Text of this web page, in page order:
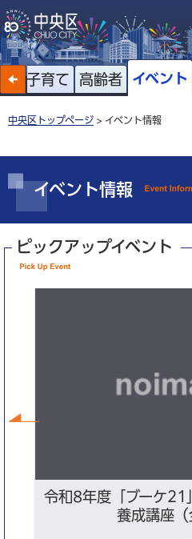
子育て 高齢者 イベント
中央区トップページ > イベント情報
イベント情報
ピックアップイベント
令和8年度「ブーケ21
養成講座（